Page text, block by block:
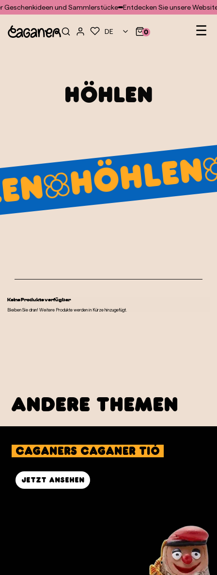
Für das Doofinder-Modul wurde keine Vorlage gefunden
und Sammlerstücke Entdecken Sie unsere
☰
DE 0
Höhlen
Höhlen
Keine Produkte verfügbar
Bleiben Sie dran! Weitere Produkte werden in Kürze hinzugefügt.
andere Themen
Caganers Caganer Tió
Jetzt ansehen